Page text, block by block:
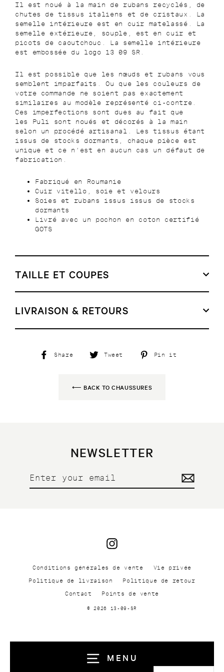
MENU
Il est noué à la main de rubans recyclés, de
chutes de tissus italiens et de cristaux. La
semelle intérieure est en cuir matelassé. La
semelle extérieure, souple, est en cuir et
picots de caoutchouc. La semelle intérieure
est embossée du logo 13 09 SR.
Il est possible que les nœuds et rubans vous
semblent imparfaits. Ou que les couleurs de
votre commande ne soient pas exactement
similaires au modèle représenté ci-contre.
Ces imperfections sont dues au fait que
les Puli sont noués et décorés à la main
selon un procédé artisanal. Les tissus étant
issus de stocks dormants, chaque pièce est
unique et ce n’est en aucun cas un défaut de
fabrication.
Fabriqué en Roumanie
Cuir vitello, soie et velours
Soies et rubans issus issus de stocks
dormants
Livré avec un pochon en coton certifié
GOTS
TAILLE ET COUPES
LIVRAISON & RETOURS
Share
Share
Tweet
Tweet
Pin it
⟵ BACK TO CHAUSSURES
NEWSLETTER
email
Conditions générales de vente Vie privée
Politique de livraison Politique de retour
Contact Points de vente
© 2026 13-09-SR